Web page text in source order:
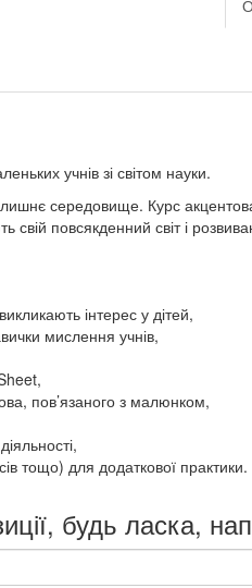
учнів зі світом науки.
середовище. Курс
повсякденний світ і
інтерес у дітей,
мислення учнів,
пов’язаного з малюнком,
тощо) для додаткової практики.
будь ласка,